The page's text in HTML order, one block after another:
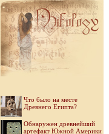
Что было на месте
Древнего Египта?
Обнаружен древнейший
артефакт Южной Америки